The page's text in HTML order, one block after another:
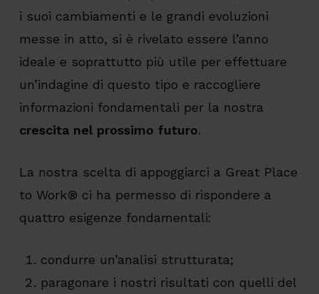
i suoi cambiamenti e le grandi evoluzioni
messe in atto, si è rivelato essere l’anno
ideale e soprattutto più utile per effettuare
un’indagine di questo tipo e raccogliere
informazioni fondamentali per la nostra
crescita nel prossimo futuro.
La nostra scelta di appoggiarci a Great Place
to Work® ci ha permesso di rispondere a
quattro esigenze fondamentali:
condurre un’analisi strutturata;
paragonare i nostri risultati con quelli del